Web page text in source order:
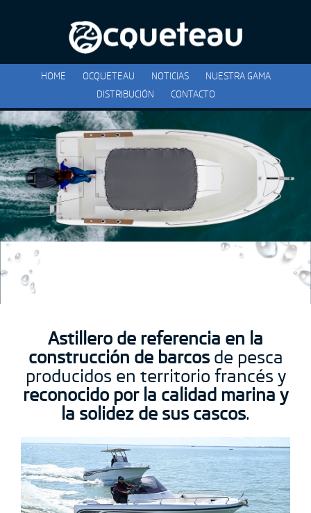
HOME OCQUETEAU NOTICIAS
NUESTRA GAMA
DISTRIBUCIÓN
CONTACTO
Astillero de referencia en la
construcción de barcosde pesca
producidos en territorio francés y
reconocido por la calidad marina y
la solidez de sus cascos.